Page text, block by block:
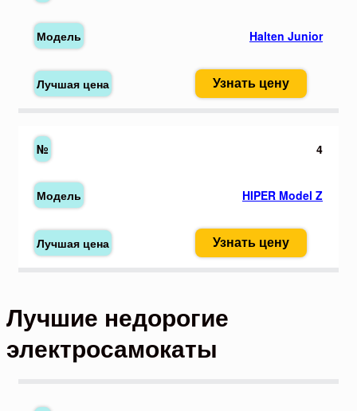
Halten Junior
Узнать цену
4
HIPER Model Z
Узнать цену
Лучшие недорогие
электросамокаты